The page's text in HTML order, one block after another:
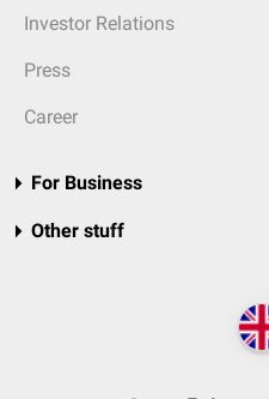
Investor Relations
Press
Career
For Business
Other stuff